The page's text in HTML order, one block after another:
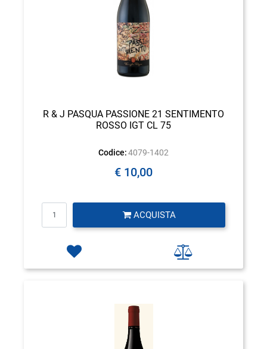
R & J PASQUA PASSIONE 21 SENTIMENTO
ROSSO IGT CL 75
Codice: 4079-1402
€ 10,00
ACQUISTA